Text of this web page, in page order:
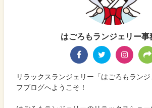
はごろもランジェリー事
リラックスランジェリー「はごろもラン
フブログへようこそ！